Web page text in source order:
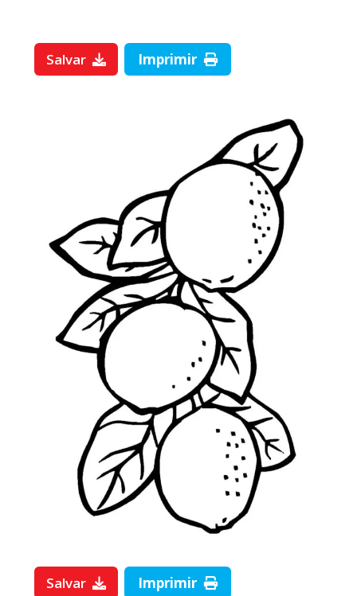
Salvar Imprimir
Salvar Imprimir